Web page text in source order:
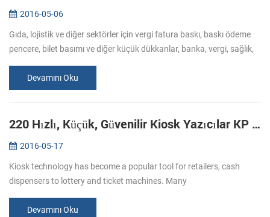
2016-05-06
Gıda, lojistik ve diğer sektörler için vergi fatura baskı, baskı ödeme
pencere, bilet basımı ve diğer küçük dükkanlar, banka, vergi, sağlık,
Devamını Oku
220 Hızlı, Küçük, Güvenilir Kiosk Yazıcılar KP YENİ Başlat:
2016-05-17
Kiosk technology has become a popular tool for retailers, cash
dispensers to lottery and ticket machines. Many
make their customers’ e...
Devamını Oku